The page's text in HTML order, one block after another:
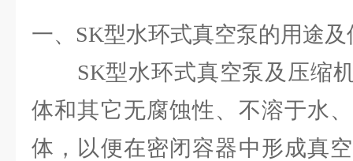
一、SK型水环式真空泵的用途
SK型水环式真空泵及压缩机
体和其它无腐蚀性、不溶于水
体，以便在密闭容器中形成真